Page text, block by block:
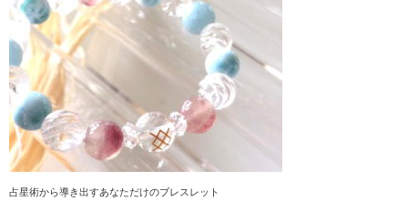
占星術から導き出すあなただけのブレスレット